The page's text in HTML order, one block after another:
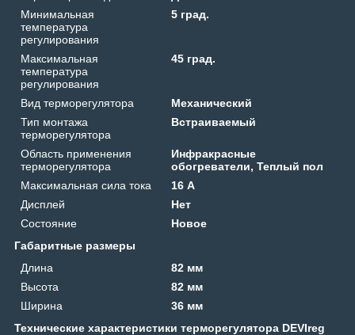
Минимальная
температура
регулирования
5 град.
Максимальная
температура
регулирования
45 град.
Вид терморегулятора
Механический
Тип монтажа
терморегулятора
Встраиваемый
Область применения
терморегулятора
Инфракрасные
обогреватели, Теплый пол
Максимальная сила тока
16 А
Дисплей
Нет
Состояние
Новое
Габаритные размеры
Длина
82 мм
Высота
82 мм
Ширина
36 мм
Технические характеристики терморегулятора DEVIreg